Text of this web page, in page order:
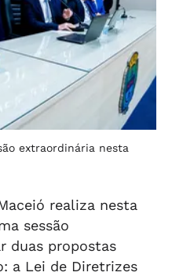
extraordinária nesta
realiza nesta
sessão
duas propostas
a Lei de Diretrizes